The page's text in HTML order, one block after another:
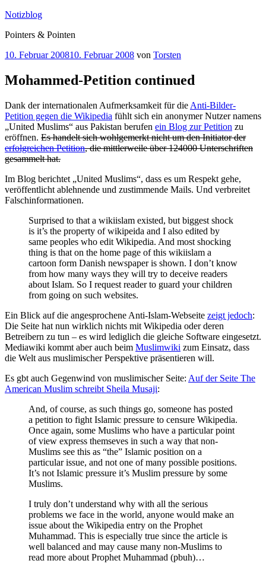
Zum
springen
Notizblog
Pointers & Pointen
Veröffentlicht
10. Februar 200810. Februar 2008 von Torsten
Mohammed-Petition continued
Dank der internationalen Aufmerksamkeit für die Anti-Bilder-
Petition gegen die Wikipedia fühlt sich ein anonymer Nutzer namens
„United Muslims“ aus Pakistan berufen ein Blog zur Petition zu
eröffnen. Es handelt sich wohlgemerkt nicht um den Initiator der
erfolgreichen Petition, die mittlerweile über 124000 Unterschriften
gesammelt hat.
Im Blog berichtet „United Muslims“, dass es um Respekt gehe,
veröffentlicht ablehnende und zustimmende Mails. Und verbreitet
Falschinformationen.
Surprised to that a wikiislam existed, but biggest shock
is it’s the property of wikipeida and I also edited by
same peoples who edit Wikipedia. And most shocking
thing is that on the home page of this wikiislam a
cartoon form Danish newspaper is shown. I don’t know
from how many ways they will try to deceive readers
about Islam. So I request reader to guard your children
from going on such websites.
Ein Blick auf die angesprochene Anti-Islam-Webseite zeigt jedoch:
Die Seite hat nun wirklich nichts mit Wikipedia oder deren
Betreibern zu tun – es wird lediglich die gleiche Software eingesetzt.
Mediawiki kommt aber auch beim Muslimwiki zum Einsatz, dass
die Welt aus muslimischer Perspektive präsentieren will.
Es gbt auch Gegenwind von muslimischer Seite: Auf der Seite The
American Muslim schreibt Sheila Musaji:
And, of course, as such things go, someone has posted
a petition to fight Islamic pressure to censure Wikipedia.
Once again, some Muslims who have a particular point
of view express themseves in such a way that non-
Muslims see this as “the” Islamic position on a
particular issue, and not one of many possible positions.
It’s not Islamic pressure it’s Muslim pressure by some
Muslims.
I truly don’t understand why with all the serious
problems we face in the world, anyone would make an
issue about the Wikipedia entry on the Prophet
Muhammad. This is especially true since the article is
well balanced and may cause many non-Muslims to
read more about Prophet Muhammad (pbuh)…